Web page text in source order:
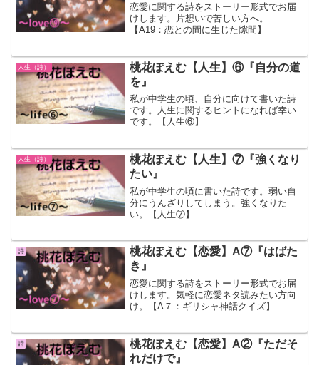
恋愛に関する詩をストーリー形式でお届
けします。片想いで苦しい方へ。
【A19：恋との間に生じた隙間】
人生（詩）
桃花ぽえむ【人生】⑥『自分の道
を』
私が中学生の頃、自分に向けて書いた詩
です。人生に関するヒントになれば幸い
です。【人生⑥】
人生（詩）
桃花ぽえむ【人生】⑦『強くなり
たい』
私が中学生の頃に書いた詩です。弱い自
分にうんざりしてしまう。強くなりた
い。【人生⑦】
詩
桃花ぽえむ【恋愛】A⑦『はばた
き』
恋愛に関する詩をストーリー形式でお届
けします。気軽に恋愛ネタ読みたい方向
け。【A７：ギリシャ神話クイズ】
詩
桃花ぽえむ【恋愛】A②『ただそ
れだけで』